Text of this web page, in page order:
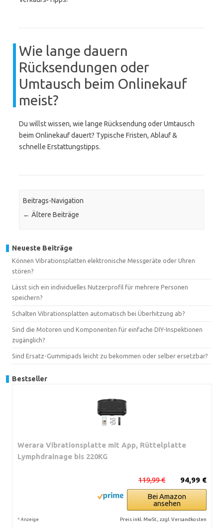
Wie lange dauern
Rücksendungen oder
Umtausch beim Onlinekauf
meist?
Du willst wissen, wie lange Rücksendung oder Umtausch
beim Onlinekauf dauert? Typische Fristen, Ablauf &
schnelle Erstattungstipps.
Beitrags-Navigation
← Ältere Beiträge
Neueste Beiträge
Können Vibrationsplatten elektronische Messgeräte oder Uhren
stören?
Lässt sich ein individuelles Nutzerprofil für mehrere Personen
speichern?
Schalten Vibrationsplatten automatisch bei Überhitzung ab?
Sind die Motoren und Komponenten für einfache DIY-Inspektionen
zugänglich?
Sind Ersatz-Gummipads leicht zu bekommen oder selber ersetzbar?
Bestseller
Werara Vibrationsplatte mit App, Rüttelplatte
Lymphdrainage bis 220KG
94,99 €
119,99 €
Bei Amazon
ansehen
* Anzeige Preis inkl. MwSt., zzgl. Versandkosten